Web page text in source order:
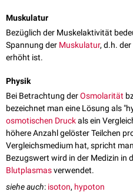
Muskulatur
Bezüglich der Muskelaktivität
Spannung der Muskulatur, d.h. der
erhöht ist.
Physik
Bei Betrachtung derOsmolarität
bezeichnet man eine Lösung als
osmotischen Druckals ein
höhere Anzahl gelöster Teilchen
Vergleichsmedium hat, spricht
Bezugswert wird in der Medizin in
Blutplasmasverwendet.
siehe auch: isoton, hypoton